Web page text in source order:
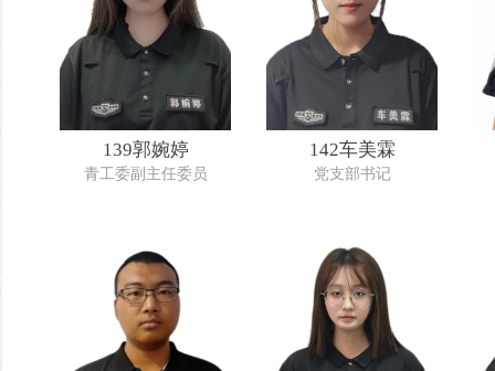
139郭婉婷
青工委副主任委员
142车美霖
党支部书记